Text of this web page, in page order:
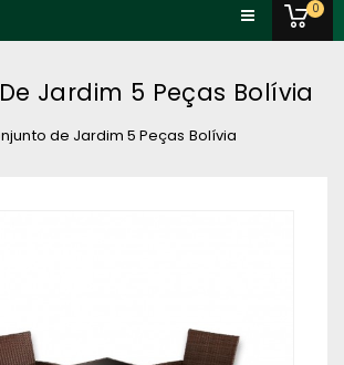
0
Jardim 5 Peças Bolívia
de Jardim 5 Peças Bolívia